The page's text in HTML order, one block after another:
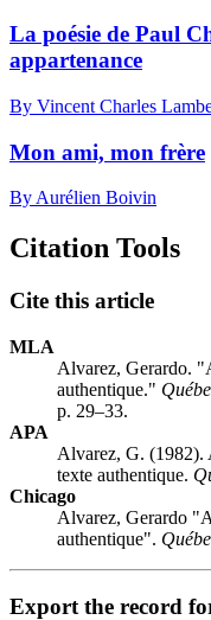
La poésie de Paul
appartenance
By Vincent Charles
Mon ami, mon frère
By Aurélien Boivin
Citation Tools
Cite this article
MLA
Alvarez, Gerardo.
authentique."
p. 29–33.
APA
Alvarez, G. (1982).
texte authentique.
Chicago
Alvarez, Gerardo
authentique".
Export the record